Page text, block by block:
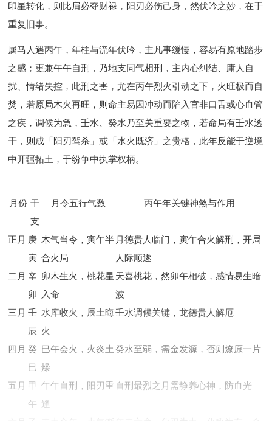
印星转化，则比肩必夺财禄，阳刃必伤己身，然伏吟之妙，在于
重复旧事。
属马人遇丙午，年柱与流年伏吟，主凡事缓慢，容易有原地踏步
之感；更兼午午自刑，乃地支同气相刑，主内心纠结、庸人自
扰、情绪失控，此刑之害，尤在丙午烈火引动之下，火旺极而自
焚，若原局木火再旺，则命主易因冲动而陷入官非口舌或心血管
之疾，调候为急，壬水、癸水乃至关重要之物，若命局有壬水透
干，则成「阳刃驾杀」或「水火既济」之贵格，此年反能于逆境
中开疆拓土，于纷争中执掌权柄。
月份 干
支
月令五行气数 丙午年关键神煞与作用
正月 庚
寅
木气当令，寅午半
合火局
月德贵人临门，寅午合火解刑，开局
人际顺遂
二月 辛
卯
卯木生火，桃花星
入命
天喜桃花，然卯午相破，感情易生暗
波
三月 壬
辰
水库收火，辰土晦
火
壬水调候关键，龙德贵人解厄
四月 癸
巳
巳午会火，火炎土
燥
癸水至弱，需金发源，否则燎原一片
五月 甲
午
午午自刑，阳刃重
逢
自刑最烈之月需静养心神，防血光